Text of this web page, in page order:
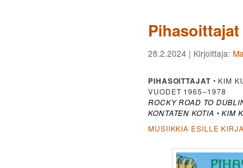
28.2.2024 | Kirjoittaja:
PIHASOITTAJAT• KIM
VUODET 1965–1978
ROCKY ROAD TO
KONTATEN KOTIA •KIM
MUSIIKKIA ESILLE